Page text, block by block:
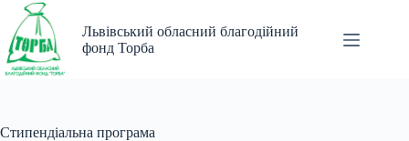
Перейти
вмісту
Львівський обласний благодійний
фонд Торба
Стипендіальна програма